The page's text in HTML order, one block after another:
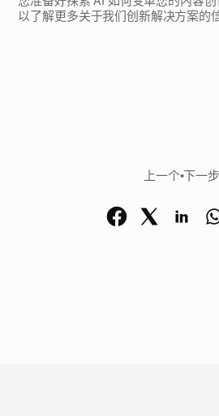
以了解更多关于我们创新解决方案的信
上一个•下一步